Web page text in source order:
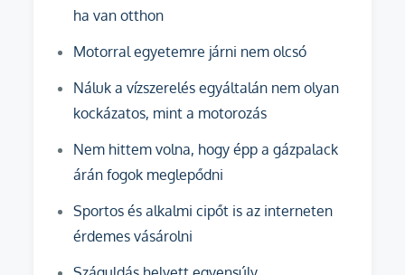
ha van otthon
Motorral egyetemre járni nem olcsó
Náluk a vízszerelés egyáltalán nem olyan
kockázatos, mint a motorozás
Nem hittem volna, hogy épp a gázpalack
árán fogok meglepődni
Sportos és alkalmi cipőt is az interneten
érdemes vásárolni